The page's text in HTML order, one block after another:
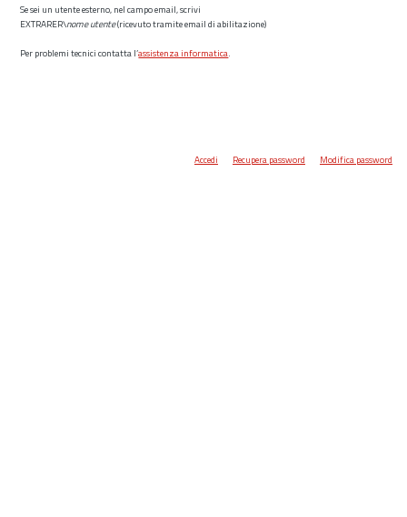
Se sei un utente esterno, nel campo email, scrivi
EXTRARER\nome utente(ricevuto tramite email di abilitazione)
Per problemi tecnici contatta l’assistenza informatica.
Accedi Recupera password Modifica password